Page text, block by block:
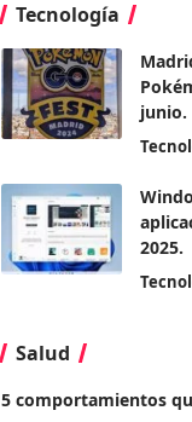
Tecnología
junio.
2025.
Salud
5 comportamientos